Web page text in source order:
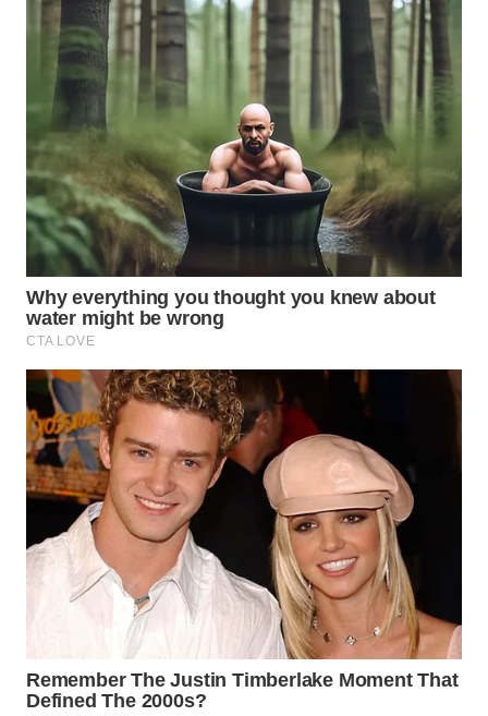
WN
NATUNA
BINTAN
WN
MANDALIKA
WN
LIKUPANG
LABUANBAJO
WN
BORNEO
Media
Group
WAHANA
WAHANA
TANI